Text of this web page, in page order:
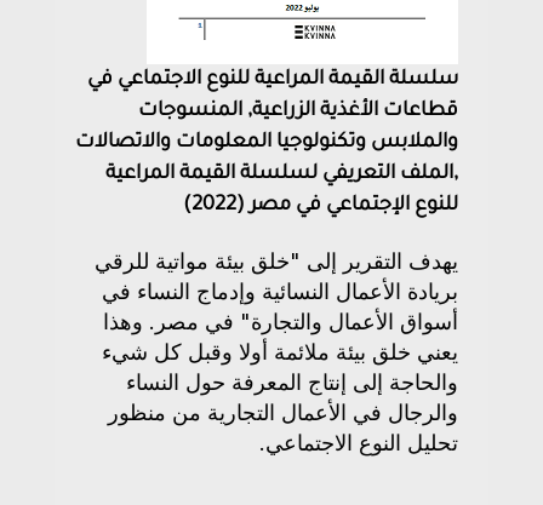
سلسلة القيمة المراعية للنوع الاجتماعي في
قطاعات الأغذية الزراعية, المنسوجات
والملابس وتكنولوجيا المعلومات والاتصالات
,الملف التعريفي لسلسلة القيمة المراعية
للنوع الإجتماعي في مصر (2022)
يهدف التقرير إلى "خلق بيئة مواتية للرقي
بريادة الأعمال النسائية وإدماج النساء في
أسواق الأعمال والتجارة" في مصر. وهذا
يعني خلق بيئة ملائمة أولا وقبل كل شيء
والحاجة إلى إنتاج المعرفة حول النساء
والرجال في الأعمال التجارية من منظور
تحليل النوع الاجتماعي.